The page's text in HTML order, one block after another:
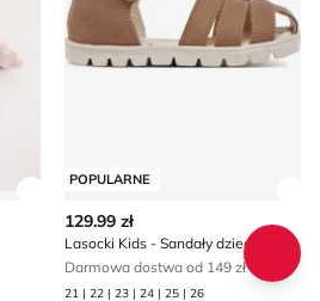
POPULARNE
129.99 zł
Lasocki Kids - Sandały dziecięce na lato
Darmowa dostwa od 149 zł
21 | 22 | 23 | 24 | 25 | 26